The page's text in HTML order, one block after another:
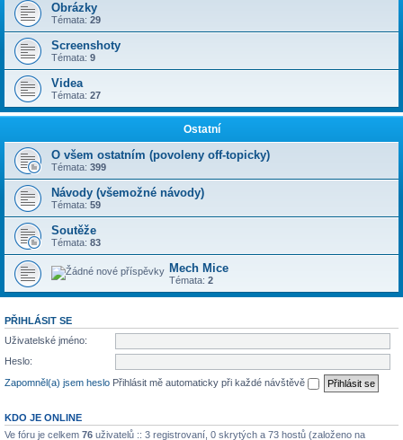
Obrázky
Témata: 29
Screenshoty
Témata: 9
Videa
Témata: 27
Ostatní
O všem ostatním (povoleny off-topicky)
Témata: 399
Návody (všemožné návody)
Témata: 59
Soutěže
Témata: 83
Mech Mice
Témata: 2
PŘIHLÁSIT SE
Uživatelské jméno:
Heslo:
Zapomněl(a) jsem heslo Přihlásit mě automaticky při každé návštěvě
KDO JE ONLINE
Ve fóru je celkem 76 uživatelů :: 3 registrovaní, 0 skrytých a 73 hostů (založeno na